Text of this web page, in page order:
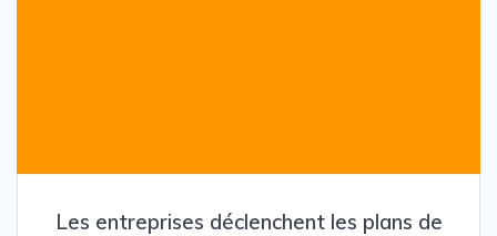
Les entreprises déclenchent les plans de